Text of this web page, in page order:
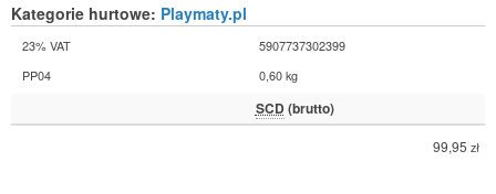
Kategorie hurtowe: Playmaty.pl
23% VAT
5907737302399
PP04
0,60 kg
SCD (brutto)
99,95 zł